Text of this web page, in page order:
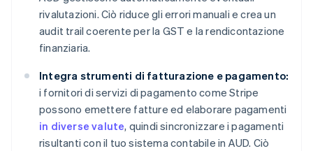
rivalutazioni. Ciò riduce gli errori manuali e crea un
audit trail coerente per la GST e la rendicontazione
finanziaria.
Integra strumenti di fatturazione e pagamento:
i fornitori di servizi di pagamento come Stripe
possono emettere fatture ed elaborare pagamenti
in diverse valute, quindi sincronizzare i pagamenti
risultanti con il tuo sistema contabile in AUD. Ciò